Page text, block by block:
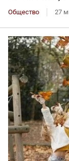
Общество 27